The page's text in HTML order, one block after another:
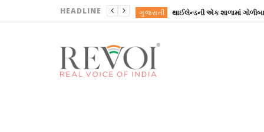
HEADLINE ગુજરાતી
REVOINEWS
REVOINEWS